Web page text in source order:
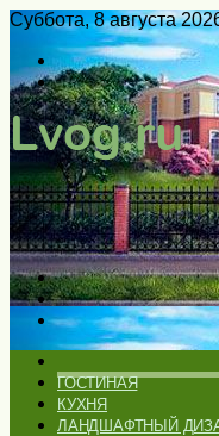
Суббота, 8 августа
Войти
Switch
skin
Меню
Искать
Switch
skin
ГОСТИНАЯ
КУХНЯ
ЛАНДШАФТНЫЙ